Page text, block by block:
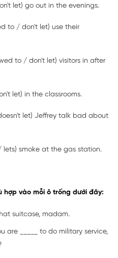
let) go out in the evenings.
to / don't let) use their
to / don't let) visitors in after
let) in the classrooms.
let) Jeffrey talk bad about
smoke at the gas station.
hợp vào mỗi ô trống dưới đây:
suitcase, madam.
are _____ to do military service,